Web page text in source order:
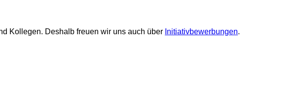
Kollegen. Deshalb freuen wir uns auch über Initiativbewerbungen.